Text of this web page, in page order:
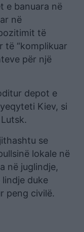
e banuara në
në
të
të “komplikuar
për një
depot e
Kiev, si
se
lokale në
në juglindje,
duke
peng civilë.